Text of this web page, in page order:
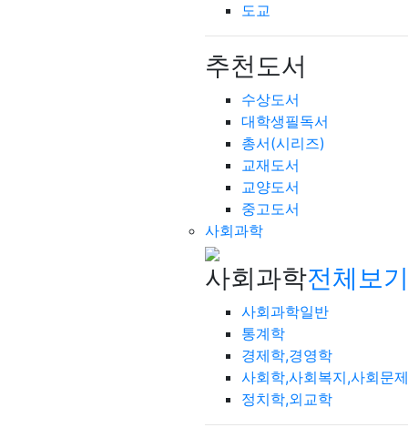
도교
추천도서
수상도서
대학생필독서
총서(시리즈)
교재도서
교양도서
중고도서
사회과학
사회과학전체보
사회과학일반
통계학
경제학,경영학
사회학,사회복지,사회문제
정치학,외교학